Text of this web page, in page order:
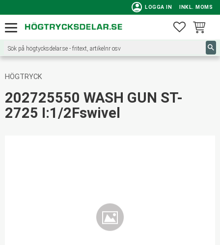
Meny
person LOGGA IN INKL. MOMS
HÖGTRYCK
202725550 WASH GUN ST-
2725 I:1/2Fswivel